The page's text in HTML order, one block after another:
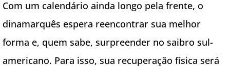
Com um calendário ainda longo pela frente, o
dinamarquês espera reencontrar sua melhor
forma e, quem sabe, surpreender no saibro sul-
americano. Para isso, sua recuperação física será